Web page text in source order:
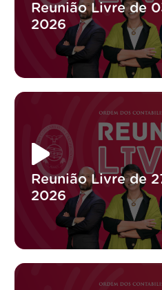
Reunião Livre de
2026
Reunião Livre de
2026